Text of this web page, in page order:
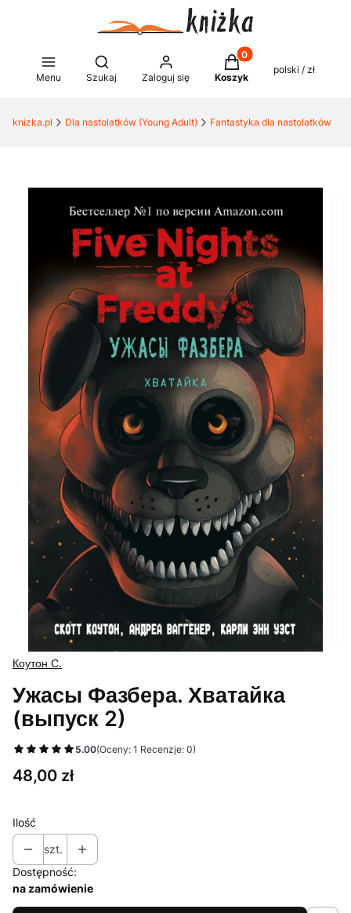
Menu
Otwórz wyszukiwarkę
Szukaj Zaloguj się
Produkty w koszyku:
Koszyk
polski / zł
knizka.pl Dla nastolatków (Young Adult) Fantastyka dla nastolatków
Коутон С.
Ужасы Фазбера. Хватайка
(выпуск 2)
5.00(Oceny: 1 Recenzje: 0)
Cena
48,00 zł
Ilość
szt.
Dostępność:
na zamówienie